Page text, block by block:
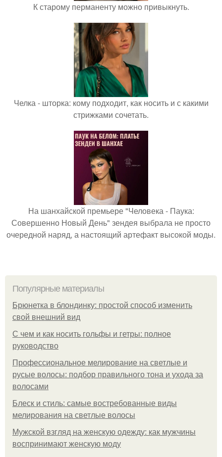
К старому перманенту можно привыкнуть.
Челка - шторка: кому подходит, как носить и с какими
стрижками сочетать.
На шанхайской премьере "Человека - Паука:
Совершенно Новый День" зендея выбрала не просто
очередной наряд, а настоящий артефакт высокой моды.
Популярные материалы
Брюнетка в блондинку: простой способ изменить
свой внешний вид
С чем и как носить гольфы и гетры: полное
руководство
Профессиональное мелирование на светлые и
русые волосы: подбор правильного тона и ухода за
волосами
Блеск и стиль: самые востребованные виды
мелирования на светлые волосы
Мужской взгляд на женскую одежду: как мужчины
воспринимают женскую моду